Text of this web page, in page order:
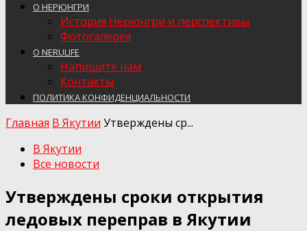
О НЕРЮНГРИ
История Нерюнгри и перспективы
Фотогалерея
О NERULIFE
Напишите нам
Контакты
ПОЛИТИКА КОНФИДЕНЦИАЛЬНОСТИ
Главная В Якутии Утверждены ср...
В Якутии
Все новости
Утверждены сроки открытия
ледовых переправ в Якутии